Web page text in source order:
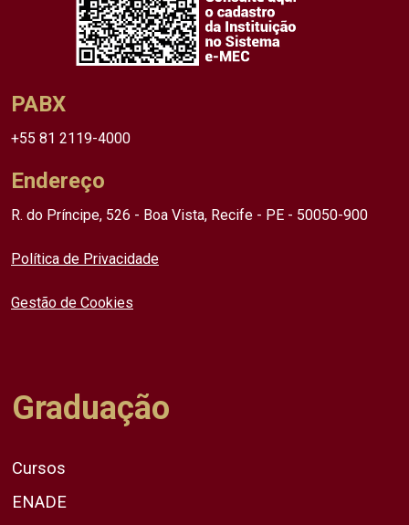
PABX
+55 81 2119-4000
Endereço
R. do Príncipe, 526 - Boa Vista, Recife - PE - 50050-900
Política de Privacidade
Gestão de Cookies
Graduação
Cursos
ENADE